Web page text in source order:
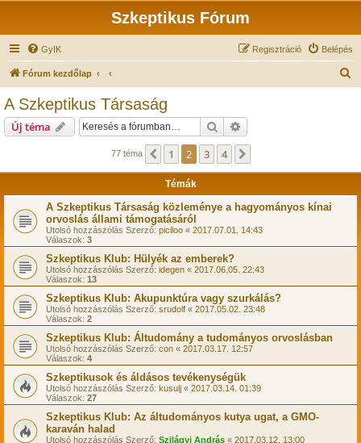
Szkeptikus Fórum
GyIK Belépés
Regisztráció
Fórum kezdőlap
A Szkeptikus Társaság
Új téma Keresés
77 téma Előző
1 2 3 4
Témák
A Szkeptikus Társaság közleménye a hagyományos kínai
orvoslás állami támogatásáról
Utolsó hozzászólás Szerző: piciloo « 2017.07.01. 14:43
Válaszok: 3
Szkeptikus Klub: Hülyék az emberek?
Utolsó hozzászólás Szerző: idegen « 2017.06.05. 22:43
Válaszok: 13
Szkeptikus Klub: Akupunktúra vagy szurkálás?
Utolsó hozzászólás Szerző: srudolf « 2017.05.02. 23:48
Válaszok: 2
Szkeptikus Klub: Áltudomány a tudományos orvoslásban
Utolsó hozzászólás Szerző: con « 2017.03.17. 12:57
Válaszok: 4
Szkeptikusok és áldásos tevékenységük
Utolsó hozzászólás Szerző: kusulj « 2017.03.14. 01:39
Válaszok: 27
Szkeptikus Klub: Az áltudományos kutya ugat, a GMO-
karaván halad
Utolsó hozzászólás Szerző: Szilágyi András « 2017.03.12. 13:00